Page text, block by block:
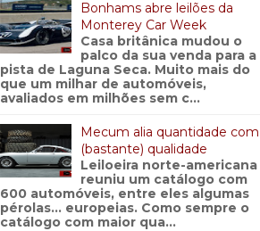
Bonhams abre leilões da
Monterey Car Week
Casa britânica mudou o
palco da sua venda para a
pista de Laguna Seca. Muito mais do
que um milhar de automóveis,
avaliados em milhões sem c...
Mecum alia quantidade com
(bastante) qualidade
Leiloeira norte-americana
reuniu um catálogo com
600 automóveis, entre eles algumas
pérolas… europeias. Como sempre o
catálogo com maior qua...